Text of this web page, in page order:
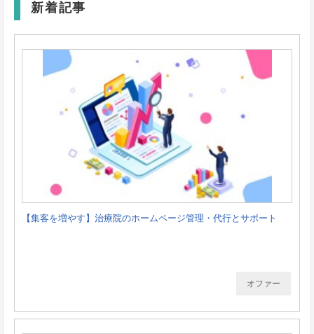
新着記事
【集客を増やす】治療院のホームページ管理・代行とサポート
オファー